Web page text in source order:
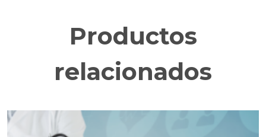
Productos
relacionados